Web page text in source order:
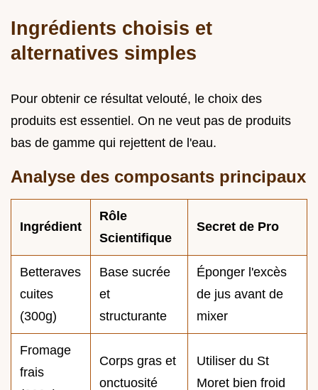
Ingrédients choisis et
alternatives simples
Pour obtenir ce résultat velouté, le choix des
produits est essentiel. On ne veut pas de produits
bas de gamme qui rejettent de l'eau.
Analyse des composants principaux
Ingrédient
Rôle
Scientifique
Secret de Pro
Betteraves
cuites
(300g)
Base sucrée
et
structurante
Éponger l'excès
de jus avant de
mixer
Fromage
frais
Corps gras et
onctuosité
Utiliser du St
Moret bien froid